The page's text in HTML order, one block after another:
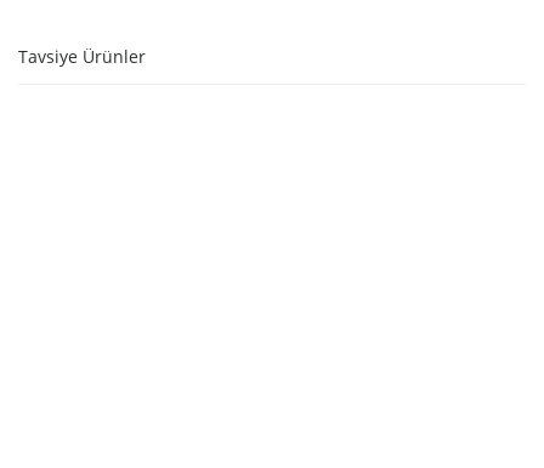
Tavsiye Ürünler